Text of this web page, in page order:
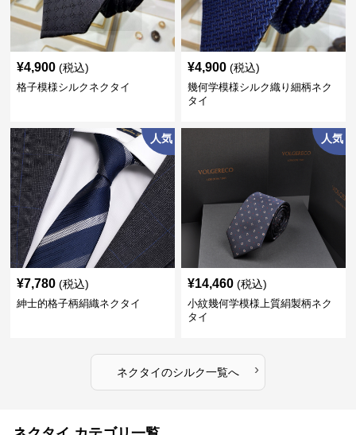
¥4,900 (税込)
格子模様シルクネクタイ
¥4,900 (税込)
幾何学模様シルク織り細柄ネク
タイ
人気
¥7,780 (税込)
紳士的格子柄絹織ネクタイ
人気
¥14,460 (税込)
小紋幾何学模様上質絹製柄ネク
タイ
ネクタイのシルク一覧へ ›